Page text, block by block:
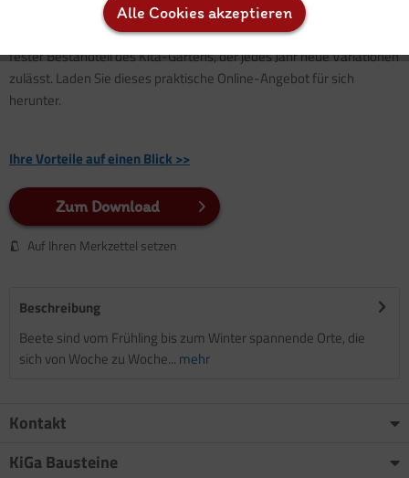
Beete sind vom Frühling bis zum Winter spannende Orte, die sich
von Woche zu Woche verändern. Einmal angelegt, bleiben sie ein
fester Bestandteil des Kita-Gartens, der jedes Jahr neue Variationen
zulässt. Laden Sie dieses praktische Online-Angebot für sich
herunter.
Ihre Vorteile auf einen Blick >>
Zum Download
Auf Ihren Merkzettel setzen
Beschreibung
Beete sind vom Frühling bis zum Winter spannende Orte, die
sich von Woche zu Woche... mehr
Kontakt
KiGa Bausteine
Inaktiv
Alle Cookies akzeptieren